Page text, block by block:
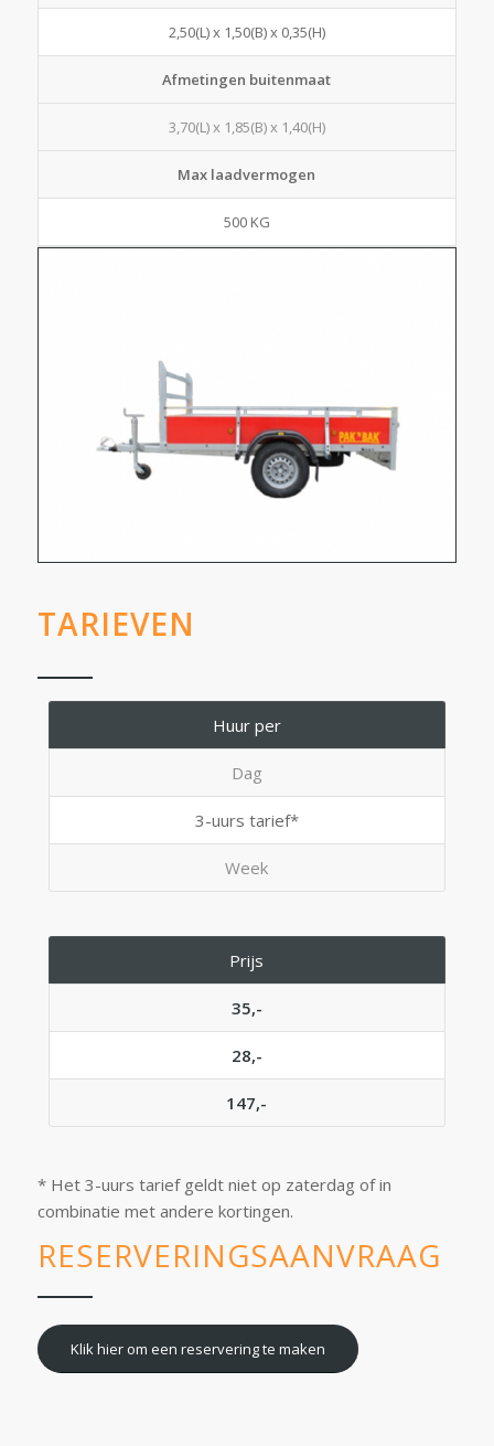
2,50(L) x 1,50(B) x 0,35(H)
Afmetingen buitenmaat
3,70(L) x 1,85(B) x 1,40(H)
Max laadvermogen
500 KG
TARIEVEN
Huur per
Dag
3-uurs tarief*
Week
Prijs
35,-
28,-
147,-
* Het 3-uurs tarief geldt niet op zaterdag of in
combinatie met andere kortingen.
RESERVERINGSAANVRAAG
Klik hier om een reservering te maken